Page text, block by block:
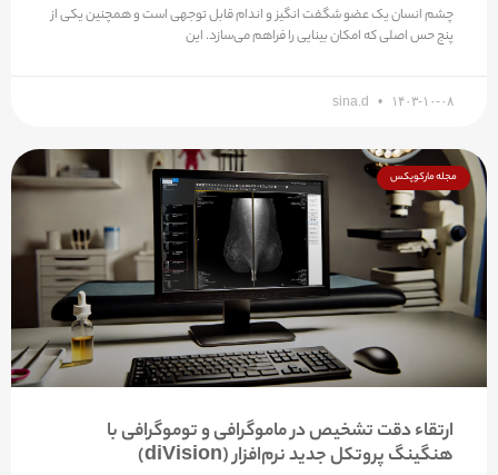
چشم انسان یک عضو شگفت انگیز و اندام قابل توجهی است و همچنین یکی از
پنج حس اصلی که امکان بینایی را فراهم می‌سازد. این
sina.d ۱۴۰۳-۱۰-۰۸
مجله مارکوپکس
ارتقاء دقت تشخیص در ماموگرافی و توموگرافی با
هنگینگ پروتکل جدید نرم‌افزار (diVision)